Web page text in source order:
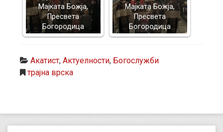
Мајката Божја,
Пресвета
Богородица
Мајката Божја,
Пресвета
Богородица
Акатист, Актуелности, Богослужби
трајна врска